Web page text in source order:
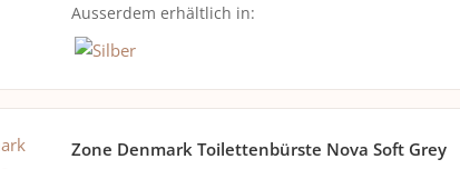
Ausserdem erhältlich in:
Zone Denmark Toilettenbürste Nova Soft Grey